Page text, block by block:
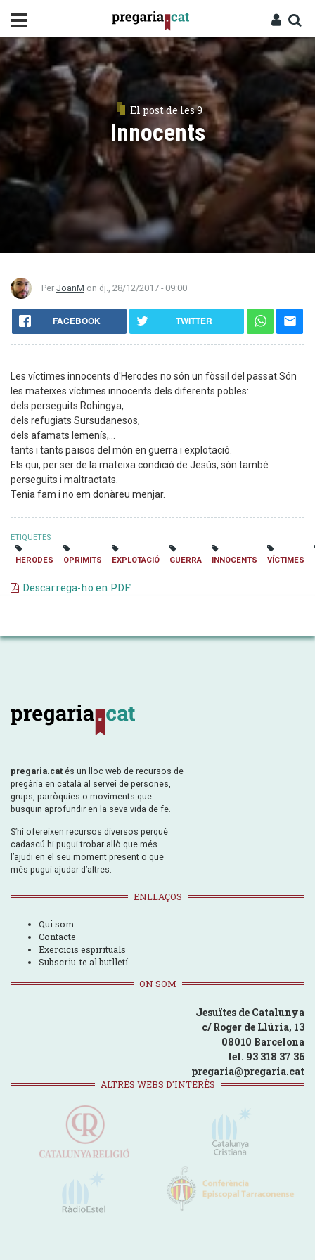
contingut
Entra
Cercador
El post de les 9
Innocents
Per JoanM on dj., 28/12/2017 - 09:00
FACEBOOK TWITTER
Les víctimes innocents d'Herodes no són un fòssil del passat.Són
les mateixes víctimes innocents dels diferents pobles:
dels perseguits Rohingya,
dels refugiats Sursudanesos,
dels afamats Iemenís,...
tants i tants països del món en guerra i explotació.
Els qui, per ser de la mateixa condició de Jesús, són també
perseguits i maltractats.
Tenia fam i no em donàreu menjar.
ETIQUETES
HERODES OPRIMITS EXPLOTACIÓ GUERRA INNOCENTS VÍCTIMES
Descarrega-ho en PDF
pregaria.cat és un lloc web de recursos de
pregària en català al servei de persones,
grups, parròquies o moviments que
busquin aprofundir en la seva vida de fe.
S’hi ofereixen recursos diversos perquè
cadascú hi pugui trobar allò que més
l’ajudi en el seu moment present o que
més pugui ajudar d’altres.
ENLLAÇOS
Qui som
Contacte
Exercicis espirituals
Subscriu-te al butlletí
ON SOM
Jesuïtes de Catalunya
c/ Roger de Llúria, 13
08010 Barcelona
tel. 93 318 37 36
pregaria@pregaria.cat
ALTRES WEBS D'INTERÈS